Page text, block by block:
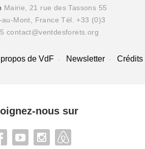
Mairie, 21 rue des Tassons 55
Mont, France Tél. +33 (0)3
contact@ventdesforets.org
de VdF Newsletter Crédits
nous sur